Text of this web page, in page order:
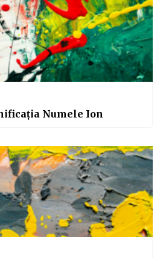
Numele Ion